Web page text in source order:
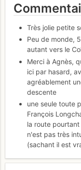
Très jolie petite
Peu de monde,
autant vers le
Merci à Agnès,
ici par hasard,
agréablement
descente
une seule toute
François
la route
n'est pas très
(sachant il est